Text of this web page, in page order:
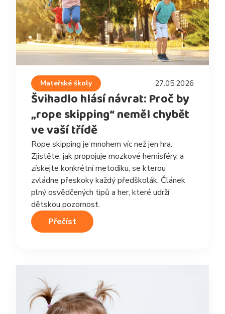
Mateřské školy 27.05.2026
Švihadlo hlásí návrat: Proč by
„rope skipping“ neměl chybět
ve vaší třídě
Rope skipping je mnohem víc než jen hra.
Zjistěte, jak propojuje mozkové hemisféry, a
získejte konkrétní metodiku, se kterou
zvládne přeskoky každý předškolák. Článek
plný osvědčených tipů a her, které udrží
dětskou pozornost.
Přečíst